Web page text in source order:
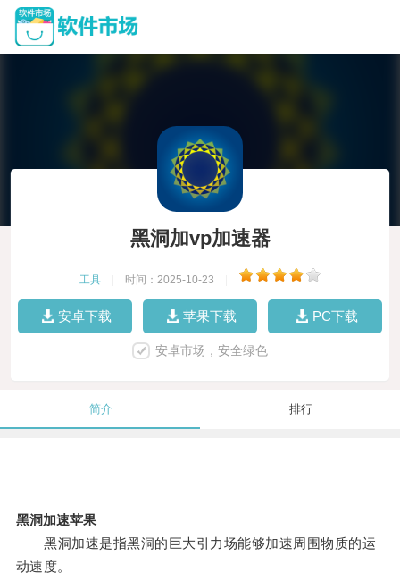
黑洞加vp加速器
工具 时间：2025-10-23
安卓下载 苹果下载 PC下载
安卓市场，安全绿色
简介 排行
黑洞加速苹果
黑洞加速是指黑洞的巨大引力场能够加速周围物质的运
动速度。